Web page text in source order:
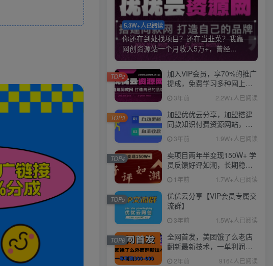
5.3W+人已阅读
你还在到处找项目？还在当韭菜？我靠
网创资源站一个月收入5万+，曾经...
加入VIP会员，享70%的推广
提成，免费学习多种网上创
业课程，菜鸟秒变大神！
3年前 2.2W+人已阅读
TOP2
加盟优优云分享，加盟搭建
同款知识付费资源网站，实
现长期稳定被动收入~
3年前 1.9W+人已阅读
TOP3
卖项目两年半变现150W+ 学
员反馈好评如潮，长期稳定
变现，可以一直干到老！
1年前 1.7W+人已阅读
TOP4
优优云分享【VIP会员专属交
流群】
3年前 1.5W+人已阅读
TOP5
全网首发，美团饿了么老店
翻新最新技术，一单利润
300-600
2年前 9164人已阅读
TOP6